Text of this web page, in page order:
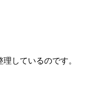
しているのです。